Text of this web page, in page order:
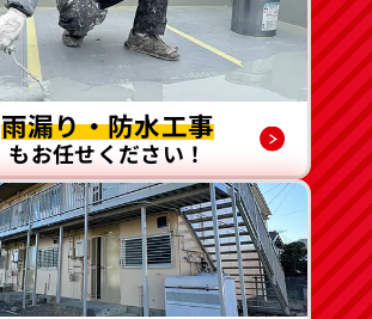
雨漏り・防水工事
もお任せください！